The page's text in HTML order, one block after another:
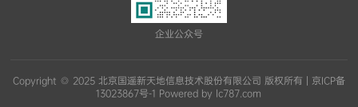
企业公众号
Copyright ◎ 2025 北京国遥新天地信息技术股份有限公司 版权所有 | 京ICP备
13023867号-1 Powered by lc787.com